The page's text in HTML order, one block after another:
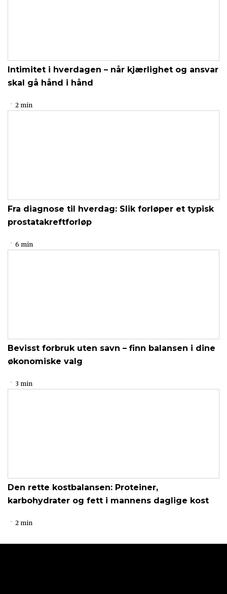
Intimitet i hverdagen – når kjærlighet og ansvar
skal gå hånd i hånd
2 min
Fra diagnose til hverdag: Slik forløper et typisk
prostatakreftforløp
6 min
Bevisst forbruk uten savn – finn balansen i dine
økonomiske valg
3 min
Den rette kostbalansen: Proteiner,
karbohydrater og fett i mannens daglige kost
2 min